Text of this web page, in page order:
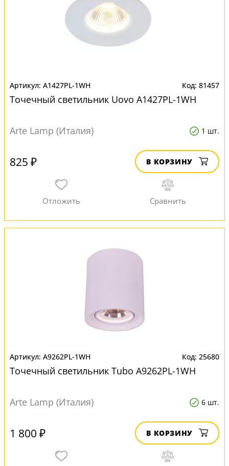
A1427PL-1WH 81457
Точечный светильник Uovo A1427PL-1WH
Arte Lamp (Италия) 1 шт.
825 ₽ В КОРЗИНУ
A9262PL-1WH 25680
Точечный светильник Tubo A9262PL-1WH
Arte Lamp (Италия) 6 шт.
1 800 ₽ В КОРЗИНУ